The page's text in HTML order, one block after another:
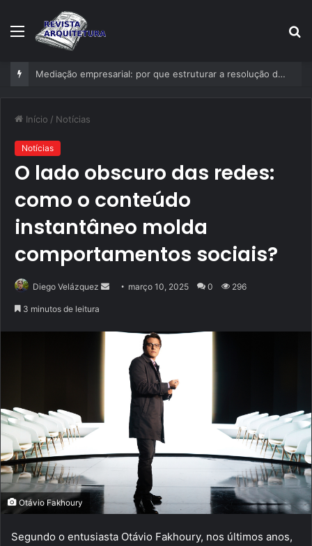
Menu
Mediação empresarial: por que estruturar a resolução de conflitos deixou de ser exceção nas empresas?
Início / Notícias
Notícias
O lado obscuro das redes:
como o conteúdo
instantâneo molda
comportamentos sociais?
Diego Velázquez
Mande
mail
março 10, 2025 0 296
3 minutos de leitura
Otávio Fakhoury
Segundo o entusiasta Otávio Fakhoury, nos últimos anos,